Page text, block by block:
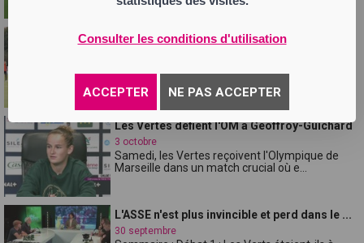
Consulter les conditions d'utilisation
ACCEPTER NE PAS ACCEPTER
Racisme dans les stades : l'ASSE sanctionne,
...
raciste inadmissible lors du match con...
Les Vertes défient l'OM à Geoffroy-Guichard
3 octobre
Samedi, les Vertes reçoivent l'Olympique de
Marseille dans un match crucial où e...
L'ASSE n'est plus invincible et perd dans le ...
30 septembre